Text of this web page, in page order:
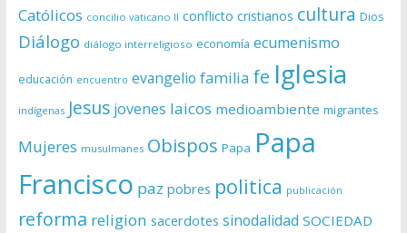
Católicos concilio vaticano II conflicto cristianos cultura Dios
Diálogo diálogo interreligioso economía ecumenismo
educación encuentro evangelio familia fe Iglesia
indígenas Jesus jovenes laicos medioambiente migrantes
Mujeres musulmanes Obispos Papa Papa
Francisco paz pobres politica publicación
reforma religion sacerdotes sinodalidad SOCIEDAD